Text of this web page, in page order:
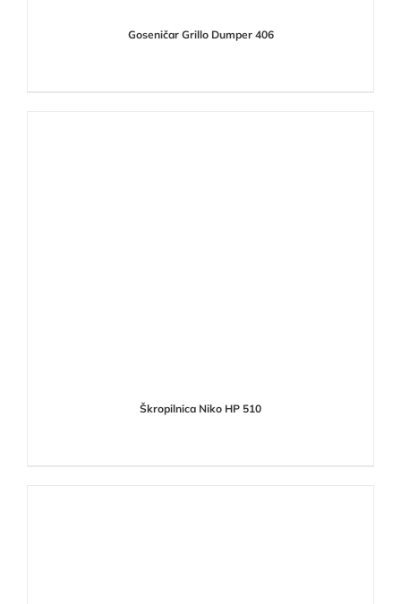
Goseničar Grillo Dumper 406
Škropilnica Niko HP 510